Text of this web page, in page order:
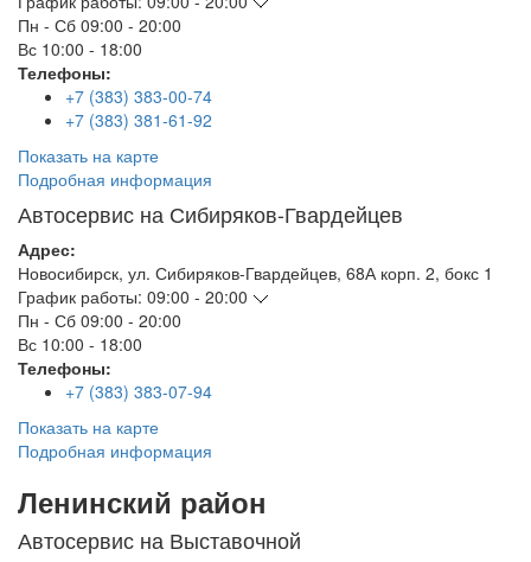
Пн - Сб 09:00 - 20:00
Вс 10:00 - 18:00
Телефоны:
+7 (383) 383-00-74
+7 (383) 381-61-92
Показать на карте
Подробная информация
Автосервис на Сибиряков-Гвардейцев
Адрес:
Новосибирск, ул. Сибиряков-Гвардейцев, 68А корп. 2, бокс 1
График работы: 09:00 - 20:00
Пн - Сб 09:00 - 20:00
Вс 10:00 - 18:00
Телефоны:
+7 (383) 383-07-94
Показать на карте
Подробная информация
Ленинский район
Автосервис на Выставочной